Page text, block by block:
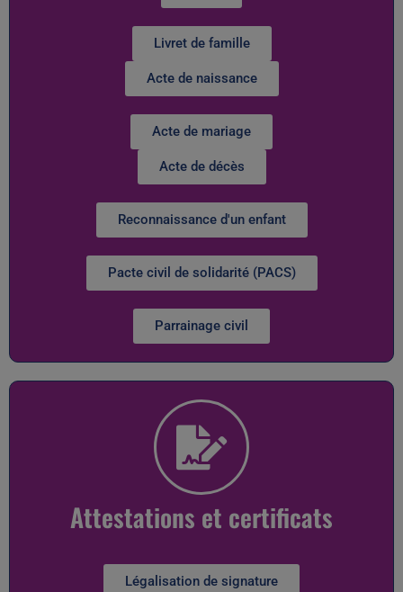
Livret de famille
Acte de naissance
Acte de mariage
Acte de décès
Reconnaissance d'un enfant
Pacte civil de solidarité (PACS)
Parrainage civil
Attestations et certificats
Légalisation de signature